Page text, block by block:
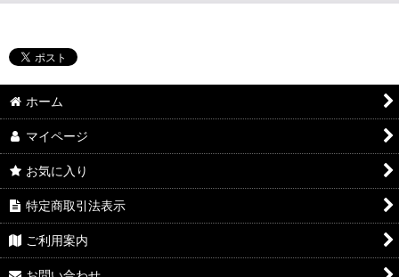
ホーム
マイページ
お気に入り
特定商取引法表示
ご利用案内